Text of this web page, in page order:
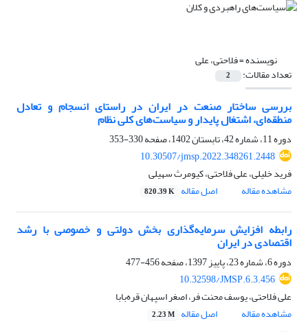
نویسنده =فلاحتی، علی
تعداد مقالات: 2
بررسی ساختار صنعت در ایران در راستای انسجام و تعادل
منطقه‌ای، اشتغال پایدار و سیاست‌های کلی نظام
دوره 11، شماره 42، تابستان 1402، صفحه
330-353
10.30507/jmsp.2022.348261.2448
فرید خلیلی، علی فلاحتی، کیومرث سهیلی
مشاهده مقاله
اصل مقاله 820.39 K
رابطه افزایش سرمایه‌گذاری بخش دولتی و خصوصی با رشد
اقتصادی در ایران
دوره 6، شماره 23، پاییز 1397، صفحه
456-477
10.32598/JMSP.6.3.456
علی فلاحتی، یوسف محنت فر، اصغر اسپهان قره‌بابا
مشاهده مقاله
اصل مقاله 2.23 M